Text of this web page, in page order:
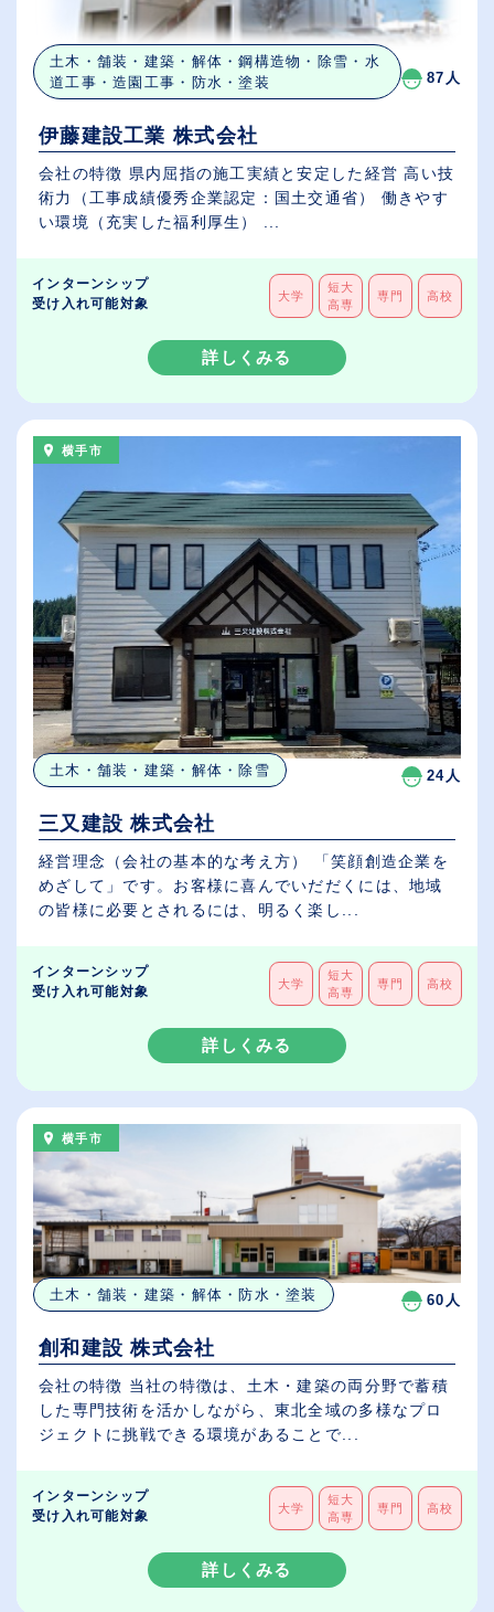
土木・舗装・建築・解体・鋼構造物・除雪・水
道工事・造園工事・防水・塗装
87人
伊藤建設工業 株式会社
会社の特徴 県内屈指の施工実績と安定した経営 高い技
術力（工事成績優秀企業認定：国土交通省） 働きやす
インターンシップ
受け入れ可能対象
大学
短大
高専
専門 高校
詳しくみる
横手市
土木・舗装・建築・解体・除雪 24人
三又建設 株式会社
経営理念（会社の基本的な考え方） 「笑顔創造企業を
めざして」です。お客様に喜んでいだだくには、地域
の皆様に必要とされるには、明るく楽し...
インターンシップ
受け入れ可能対象
大学
短大
高専
専門 高校
詳しくみる
横手市
土木・舗装・建築・解体・防水・塗装 60人
創和建設 株式会社
会社の特徴 当社の特徴は、土木・建築の両分野で蓄積
した専門技術を活かしながら、東北全域の多様なプロ
ジェクトに挑戦できる環境があることで...
インターンシップ
受け入れ可能対象
大学
短大
高専
専門 高校
詳しくみる